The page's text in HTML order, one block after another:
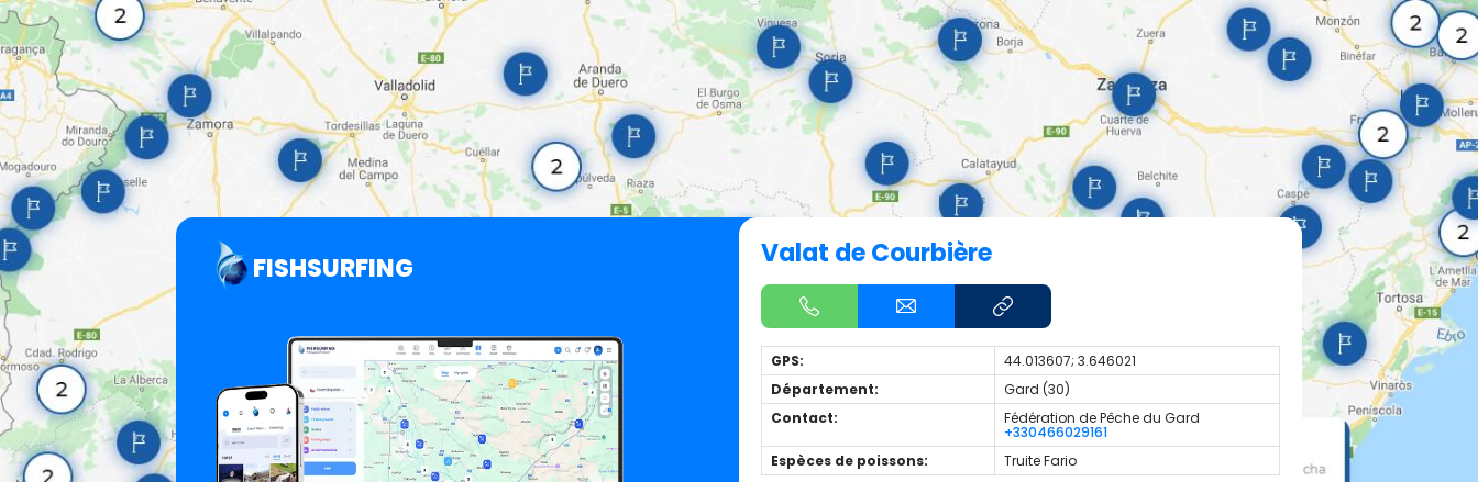
FISHSURFING Valat de Courbière
GPS:
44.013607; 3.646021
Département:
Gard (30)
Contact:
Fédération de Pêche du Gard
+330466029161
Espèces de poissons:
Truite Fario